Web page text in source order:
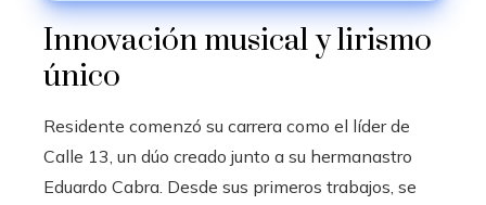
Innovación musical y lirismo
único
Residente comenzó su carrera como el líder de
Calle 13, un dúo creado junto a su hermanastro
Eduardo Cabra. Desde sus primeros trabajos, se